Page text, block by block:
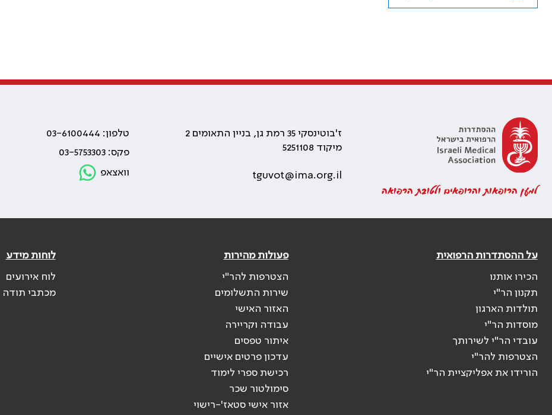
למען הרופאות והרופאים ולטובת הרפואה
ז'בוטינסקי 35 רמת גן, בניין התאומים 2
מיקוד 5251108
tguvot@ima.org.il
טלפון: 03-6100444
פקס: 03-5753303
וואצאפ
על ההסתדרות הרפואית
הכירו אותנו
תקנון הר"י
תולדות הארגון
מוסדות הר"י
עובדי הר"י לשירותך
הצטרפות להר"י
הורידו את אפליקציית הר"י
פעולות מהירות
הצטרפות להר"י
שירות התשלומים
האזור האישי
עבודה וקריירה
איתור טפסים
עדכון פרטים אישיים
רכישת ספרי לימוד
סימולטור שכר
אזור אישי סטאז'-רישוי
לוחות מידע
לוח אירועים
מכתבי תודה